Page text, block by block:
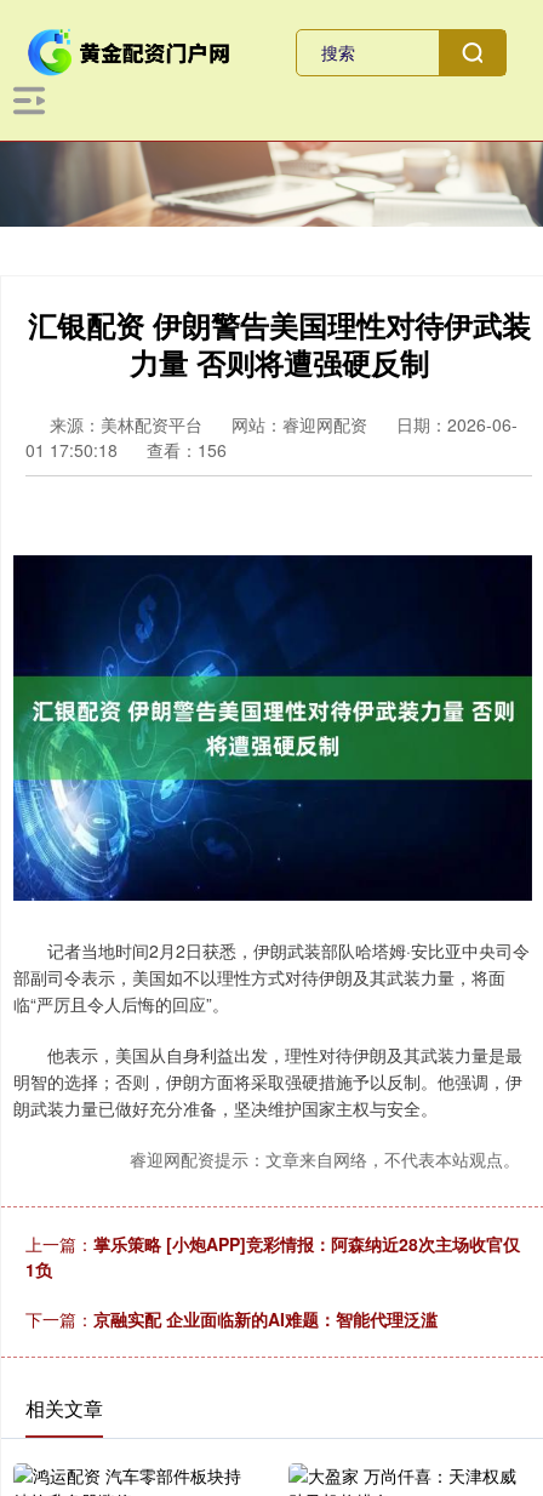
汇银配资 伊朗警告美国理性对待伊武装
力量 否则将遭强硬反制
来源：美林配资平台 网站：睿迎网配资
日期：2026-06-
01 17:50:18
查看：156
记者当地时间2月2日获悉，伊朗武装部队哈塔姆·安比亚中央司令
部副司令表示，美国如不以理性方式对待伊朗及其武装力量，将面
临“严厉且令人后悔的回应”。
他表示，美国从自身利益出发，理性对待伊朗及其武装力量是最
明智的选择；否则，伊朗方面将采取强硬措施予以反制。他强调，伊
朗武装力量已做好充分准备，坚决维护国家主权与安全。
睿迎网配资提示：文章来自网络，不代表本站观点。
上一篇： 掌乐策略 [小炮APP]竞彩情报：阿森纳近28次主场收官仅
1负
下一篇： 京融实配 企业面临新的AI难题：智能代理泛滥
相关文章